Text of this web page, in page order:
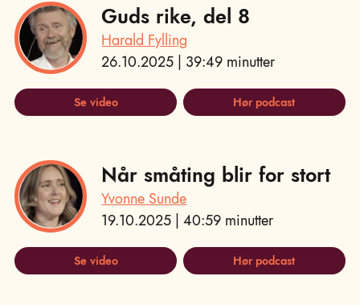
Guds rike, del 8
Harald Fylling
26.10.2025 | 39:49 minutter
Se video Hør podcast
Når småting blir for stort
Yvonne Sunde
19.10.2025 | 40:59 minutter
Se video Hør podcast